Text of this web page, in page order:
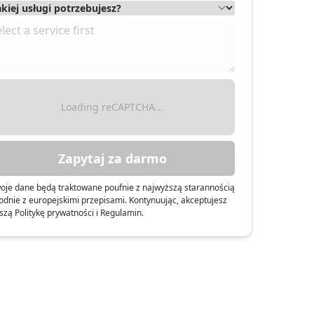
Loading reCAPTCHA...
Zapytaj za darmo
dane będą traktowane poufnie z najwyższą starannością
z europejskimi przepisami. Kontynuując, akceptujesz
Politykę prywatności i Regulamin.